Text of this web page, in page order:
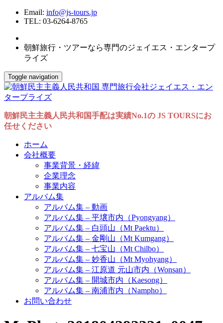
Email: info@js-tours.jp
TEL: 03-6264-8765
朝鮮旅行・ツアーなら専門のジェイエス・エンタープ
ライズ
Toggle navigation
朝鮮民主主義人民共和国手配は実績No.1の JS TOURSにお
任せください
ホーム
会社概要
事業背景・経緯
企業理念
事業内容
アルバム集
アルバム集 – 動画
アルバム集 – 平壌市内（Pyongyang）
アルバム集 – 白頭山（Mt Paektu）
アルバム集 – 金剛山（Mt Kumgang）
アルバム集 – 七宝山（Mt Chilbo）
アルバム集 – 妙香山（Mt Myohyang）
アルバム集 – 江原道 元山市内（Wonsan）
アルバム集 – 開城市内（Kaesong）
アルバム集 – 南浦市内（Nampho）
お問い合わせ